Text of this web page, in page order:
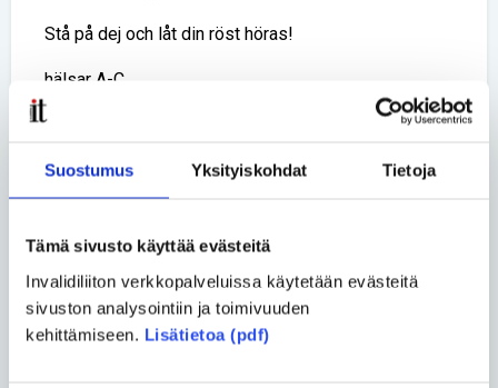
Suostumus Yksityiskohdat Tietoja
Tämä sivusto käyttää evästeitä
Invalidiliiton verkkopalveluissa käytetään evästeitä
sivuston analysointiin ja toimivuuden
kehittämiseen. Lisätietoa (pdf)
Stå på dej och låt din röst höras!
hälsar A-C
Jaa Facebookissa
Jaa Twitterissä
Kommentit